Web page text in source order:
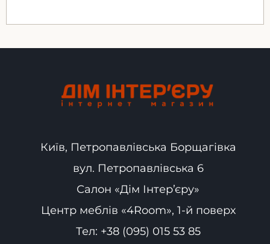
Київ, Петропавлівська Борщагівка
вул. Петропавлівська 6
Салон «Дім Інтер’єру»
Центр меблів «4Room», 1-й поверх
Тел: +38 (095) 015 53 85